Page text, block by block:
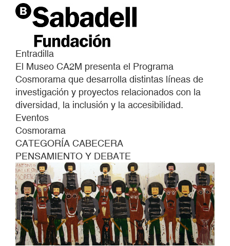
Entradilla
El Museo CA2M presenta el Programa
Cosmorama que desarrolla distintas líneas de
investigación y proyectos relacionados con la
diversidad, la inclusión y la accesibilidad.
Eventos
Cosmorama
CATEGORÍA CABECERA
PENSAMIENTO Y DEBATE